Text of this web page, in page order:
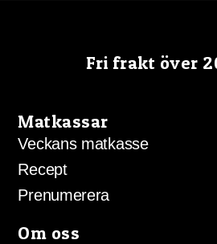
Fri frakt över
Matkassar
Veckans matkasse
Recept
Prenumerera
Om oss